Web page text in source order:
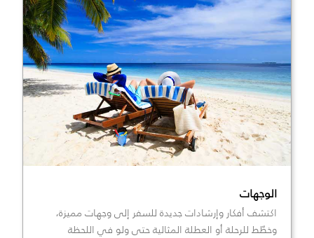
الوجهات
اكتشف أفكار وإرشادات جديدة للسفر إلى وجهات مميزة،
وخطّط للرحلة أو العطلة المثالية حتى ولو في اللحظة